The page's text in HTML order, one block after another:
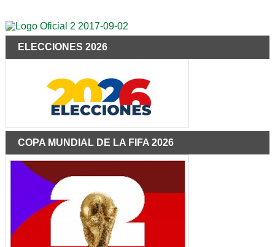
ELECCIONES 2026
COPA MUNDIAL DE LA FIFA 2026